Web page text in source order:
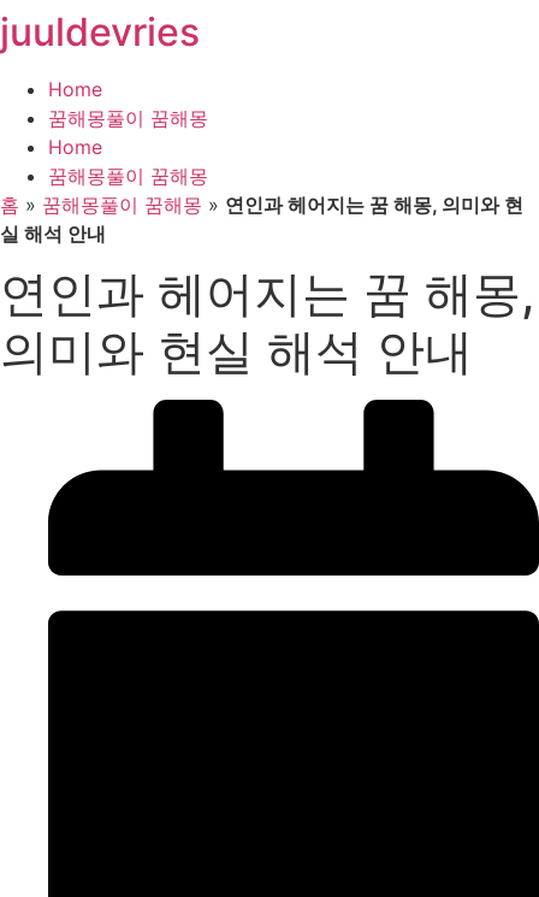
콘
텐
뛰
기
juuldevries
Home
꿈해몽풀이 꿈해몽
Home
꿈해몽풀이 꿈해몽
홈 » 꿈해몽풀이 꿈해몽 » 연인과 헤어지는 꿈 해몽, 의미와 현
실 해석 안내
연인과 헤어지는 꿈 해몽,
의미와 현실 해석 안내